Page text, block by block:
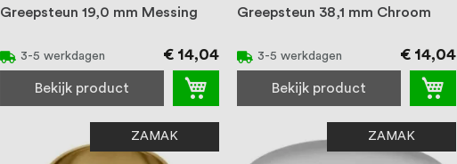
Greepsteun 19,0 mm Messing
3-5 werkdagen € 14,04
Bekijk product
Greepsteun 38,1 mm Chroom
3-5 werkdagen € 14,04
Bekijk product
ZAMAK ZAMAK